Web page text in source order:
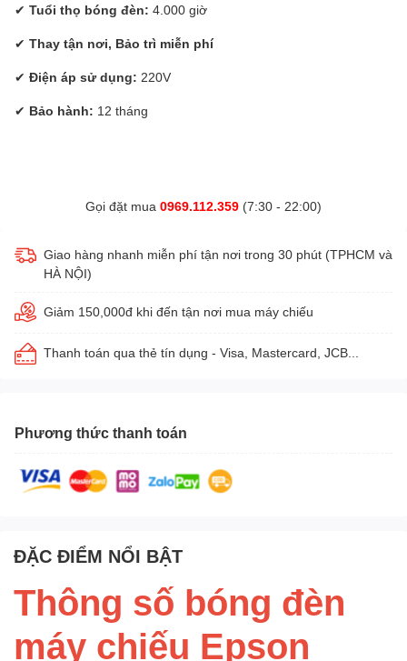
✔ Tuổi thọ bóng đèn: 4.000 giờ
✔ Thay tận nơi, Bảo trì miễn phí
✔ Điện áp sử dụng: 220V
✔ Bảo hành: 12 tháng
Gọi đặt mua 0969.112.359 (7:30 - 22:00)
Giao hàng nhanh miễn phí tận nơi trong 30 phút (TPHCM và
HÀ NỘI)
Giảm 150,000đ khi đến tận nơi mua máy chiếu
Thanh toán qua thẻ tín dụng - Visa, Mastercard, JCB...
Phương thức thanh toán
ĐẶC ĐIỂM NỔI BẬT
Thông số bóng đèn
máy chiếu Epson